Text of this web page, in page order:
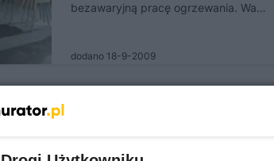
bezawaryjną pracę ogrzewania. Wa…
dodano 18-9-2009